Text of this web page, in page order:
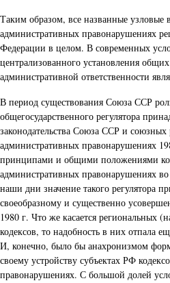
Таким образом, все названные узловые
административных правонарушениях
Федерации в целом. В современных
централизованного установления
административной ответственности
В период существования Союза ССР
общегосударственного регулятора
законодательства Союза ССР и союзных
административных правонарушениях
принципами и общими положениями
административных правонарушениях
наши дни значение такого регулятора
своеобразному и существенно
1980 г. Что же касается региональных
кодексов, то надобность в них отпала
И, конечно, было бы анахронизмом
своему устройству субъектах РФ
правонарушениях. С большой долей